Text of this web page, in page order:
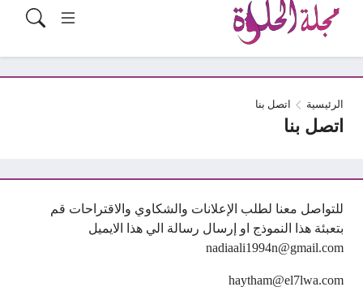
الرئيسية اتصل بنا
اتصل بنا
للتواصل معنا لطلب الإعلانات والشكاوي والاقتراحات قم
بتعبئة هذا النموذج او إرسال رسالة الي هذا الايميل
nadiaali1994n@gmail.com
haytham@el7lwa.com